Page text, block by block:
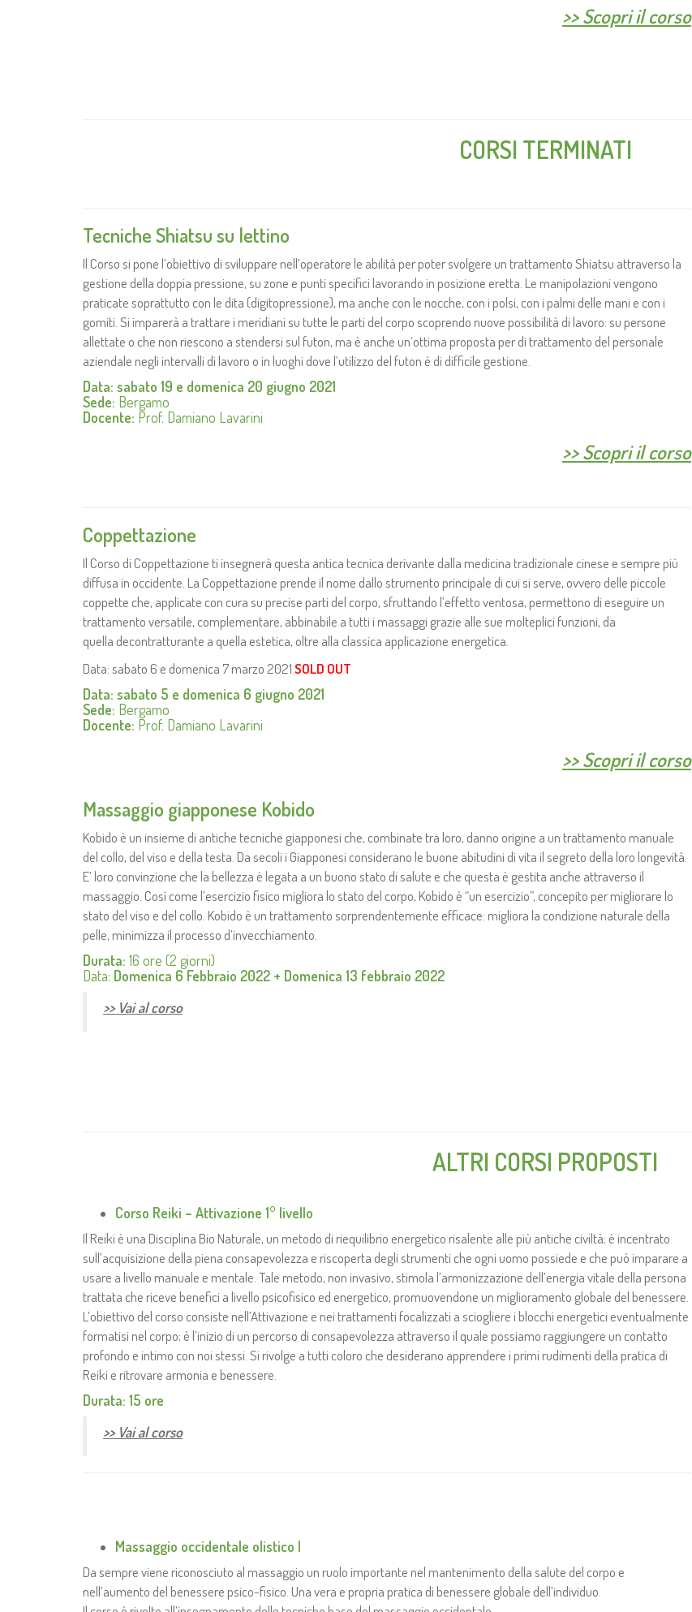
>>Scopri il corso
CORSI TERMINATI
Tecniche Shiatsu su lettino
Il Corso si pone l’obiettivo di sviluppare nell’operatore le abilità per poter svolgere un trattamento Shiatsu attraverso la
gestione della doppia pressione, su zone e punti specifici lavorando in posizione eretta. Le manipolazioni vengono
praticate soprattutto con le dita (digitopressione), ma anche con le nocche, con i polsi, con i palmi delle mani e con i
gomiti. Si imparerà a trattare i meridiani su tutte le parti del corpo scoprendo nuove possibilità di lavoro: su persone
allettate o che non riescono a stendersi sul futon, ma è anche un’ottima proposta per di trattamento del personale
aziendale negli intervalli di lavoro o in luoghi dove l’utilizzo del futon è di difficile gestione.
Data: sabato 19 e domenica 20 giugno 2021
Sede: Bergamo
Docente: Prof. Damiano Lavarini
>>Scopri il corso
Coppettazione
Il Corso di Coppettazione ti insegnerà questa antica tecnica derivante dalla medicina tradizionale cinese e sempre più
diffusa in occidente. La Coppettazione prende il nome dallo strumento principale di cui si serve, ovvero delle piccole
coppette che, applicate con cura su precise parti del corpo, sfruttando l’effetto ventosa, permettono di eseguire un
trattamento versatile, complementare, abbinabile a tutti i massaggi grazie alle sue molteplici funzioni, da
quella decontratturante a quella estetica, oltre alla classica applicazione energetica.
Data: sabato 6 e domenica 7 marzo 2021SOLD OUT
Data: sabato 5 e domenica 6 giugno 2021
Sede: Bergamo
Docente: Prof. Damiano Lavarini
>>Scopri il corso
Massaggio giapponese Kobido
Kobido è un insieme di antiche tecniche giapponesi che, combinate tra loro, danno origine a un trattamento manuale
del collo, del viso e della testa. Da secoli i Giapponesi considerano le buone abitudini di vita il segreto della loro longevità.
E’ loro convinzione che la bellezza è legata a un buono stato di salute e che questa è gestita anche attraverso il
massaggio. Così come l’esercizio fisico migliora lo stato del corpo, Kobido è “un esercizio”, concepito per migliorare lo
stato del viso e del collo. Kobido è un trattamento sorprendentemente efficace: migliora la condizione naturale della
pelle, minimizza il processo d’invecchiamento.
Durata: 16 ore (2 giorni)
Data: Domenica 6 Febbraio 2022 + Domenica 13 febbraio 2022
>> Vai al corso
ALTRI CORSI PROPOSTI
Corso Reiki – Attivazione 1° livello
Il Reiki è una Disciplina Bio Naturale, un metodo di riequilibrio energetico risalente alle più antiche civiltà; è incentrato
sull’acquisizione della piena consapevolezza e riscoperta degli strumenti che ogni uomo possiede e che può imparare a
usare a livello manuale e mentale. Tale metodo, non invasivo, stimola l’armonizzazione dell’energia vitale della persona
trattata che riceve benefici a livello psicofisico ed energetico, promuovendone un miglioramento globale del benessere.
L’obiettivo del corso consiste nell’Attivazione e nei trattamenti focalizzati a sciogliere i blocchi energetici eventualmente
formatisi nel corpo; è l’inizio di un percorso di consapevolezza attraverso il quale possiamo raggiungere un contatto
profondo e intimo con noi stessi. Si rivolge a tutti coloro che desiderano apprendere i primi rudimenti della pratica di
Reiki e ritrovare armonia e benessere.
Durata: 15 ore
>> Vai al corso
Massaggio occidentale olistico I
Da sempre viene riconosciuto al massaggio un ruolo importante nel mantenimento della salute del corpo e
nell’aumento del benessere psico-fisico. Una vera e propria pratica di benessere globale dell’individuo.